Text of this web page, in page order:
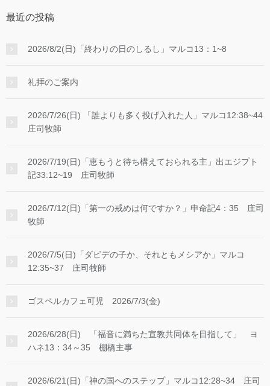
最近の投稿
2026/8/2(日)「終わりの日のしるし」マルコ13：1~8
礼拝のご案内
2026/7/26(日) 「誰よりも多く投げ入れた人」マルコ12:38~44
庄司牧師
2026/7/19(日)「恵もうと待ち構えておられる主」出エジプト
記33:12~19 庄司牧師
2026/7/12(日)「第一の戒めは何ですか？」申命記4：35 庄司
牧師
2026/7/5(日)「ダビデの子か、それともメシアか」マルコ
12:35~37 庄司牧師
ゴスペルカフェ可児 2026/7/3(金)
2026/6/28(日) 「福音に満ちた宣教共同体を目指して」 ヨ
ハネ13：34～35 棚橋主事
2026/6/21(日)「神の国へのステップ」マルコ12:28~34 庄司